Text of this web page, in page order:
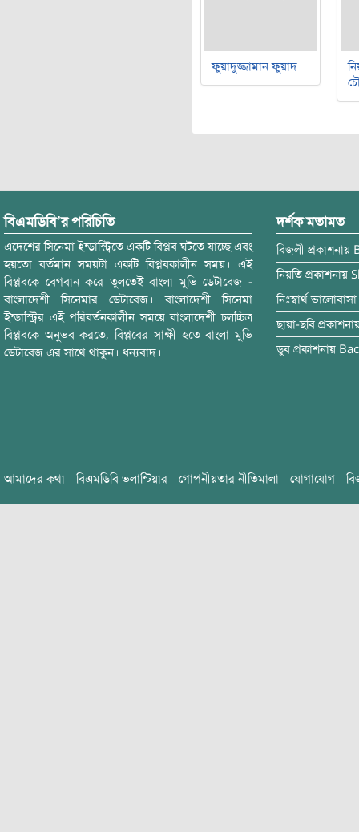
ফুয়াদুজ্জামান ফুয়াদ
বিএমডিবি’র পরিচিতি
এদেশের সিনেমা ইন্ডাস্ট্রিতে একটি বিপ্লব ঘটতে যাচ্ছে এবং
হয়তো বর্তমান সময়টা একটি বিপ্লবকালীন সময়। এই
বিপ্লবকে বেগবান করে তুলতেই বাংলা মুভি ডেটাবেজ -
বাংলাদেশী সিনেমার ডেটাবেজ। বাংলাদেশী সিনেমা
ইন্ডাস্ট্রির এই পরিবর্তনকালীন সময়ে বাংলাদেশী চলচ্চিত্র
বিপ্লবকে অনুভব করতে, বিপ্লবের সাক্ষী হতে বাংলা মুভি
ডেটাবেজ এর সাথে থাকুন। ধন্যবাদ।
দর্শক মতামত
বিজলী প্রকাশনায়
নিয়তি প্রকাশনায়
নিঃস্বার্থ ভালোবাসা
ছায়া-ছবি
ডুব প্রকাশনায়
আমাদের কথা বিএমডিবি ভলান্টিয়ার গোপনীয়তার নীতিমালা যোগাযোগ